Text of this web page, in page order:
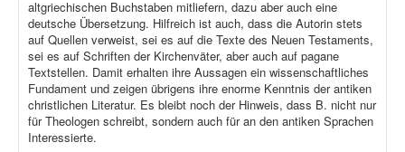
altgriechischen Buchstaben mitliefern, dazu aber auch eine
deutsche Übersetzung. Hilfreich ist auch, dass die Autorin stets
auf Quellen verweist, sei es auf die Texte des Neuen Testaments,
sei es auf Schriften der Kirchenväter, aber auch auf pagane
Textstellen. Damit erhalten ihre Aussagen ein wissenschaftliches
Fundament und zeigen übrigens ihre enorme Kenntnis der antiken
christlichen Literatur. Es bleibt noch der Hinweis, dass B. nicht nur
für Theologen schreibt, sondern auch für an den antiken Sprachen
Interessierte.